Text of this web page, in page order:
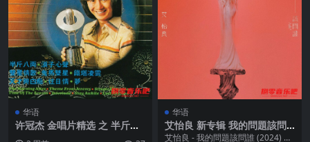
华语
许冠杰 金唱片精选 之 半斤八
华语
艾怡良 新专辑 我的問題該問
誰 2024 ALAC
艾怡良 - 我的問題該問誰 (2024) AL